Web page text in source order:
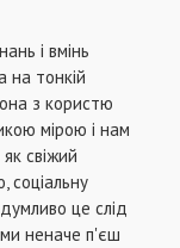
і вмінь
на тонкій
з користю
мірою і нам
свіжий
соціальну
це слід
неначе п'єш